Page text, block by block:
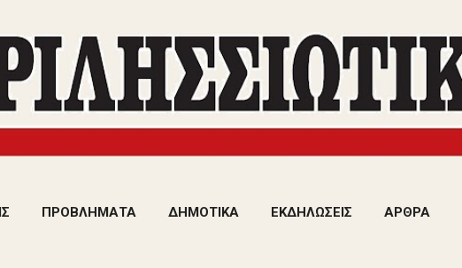
ΠΡΟΒΛΗΜΑΤΑ ΔΗΜΟΤΙΚΑ ΕΚΔΗΛΩΣΕΙΣ ΑΡΘΡΑ